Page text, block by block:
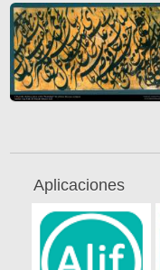
Aplicaciones